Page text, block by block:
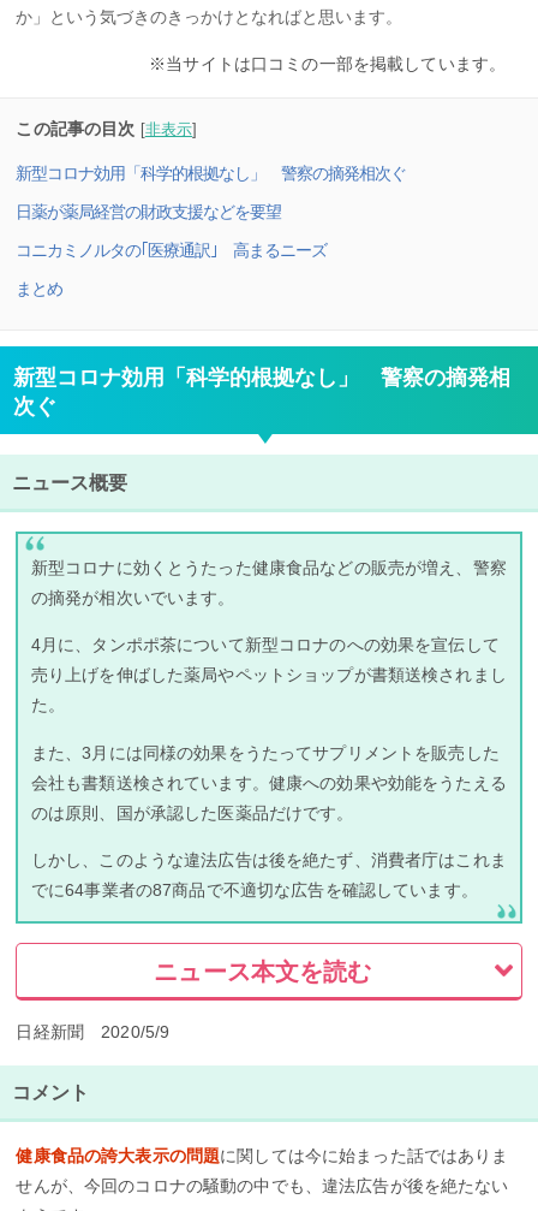
か」という気づきのきっかけとなればと思います。
※当サイトは口コミの一部を掲載しています。
この記事の目次 [非表示]
新型コロナ効用「科学的根拠なし」 警察の摘発相次ぐ
日薬が薬局経営の財政支援などを要望
コニカミノルタの｢医療通訳｣ 高まるニーズ
まとめ
新型コロナ効用「科学的根拠なし」 警察の摘発相
次ぐ
ニュース概要
新型コロナに効くとうたった健康食品などの販売が増え、警察
の摘発が相次いでいます。
4月に、タンポポ茶について新型コロナのへの効果を宣伝して
売り上げを伸ばした薬局やペットショップが書類送検されまし
た。
また、3月には同様の効果をうたってサプリメントを販売した
会社も書類送検されています。健康への効果や効能をうたえる
のは原則、国が承認した医薬品だけです。
しかし、このような違法広告は後を絶たず、消費者庁はこれま
でに64事業者の87商品で不適切な広告を確認しています。
ニュース本文を読む
日経新聞 2020/5/9
コメント
健康食品の誇大表示の問題に関しては今に始まった話ではありま
せんが、今回のコロナの騒動の中でも、違法広告が後を絶たない